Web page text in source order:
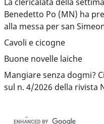
Benedetto Po (MN) ha
alla messa per san
Cavoli e cicogne
Buone novelle laiche
Mangiare senza dogmi?
sul n. 4/2026 della rivista